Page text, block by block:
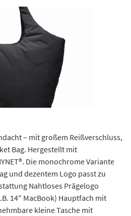
– mit großem Reißverschluss,
Bag. Hergestellt mit
Die monochrome Variante
und dezentem Logo passt zu
Nahtloses Prägelogo
14″ MacBook) Hauptfach mit
kleine Tasche mit